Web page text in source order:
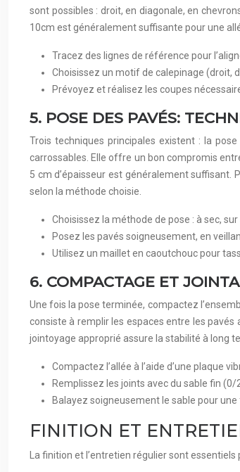
sont possibles : droit, en diagonale, en
10cm est généralement suffisante pour une
Tracez des lignes de référence pour
Choisissez un motif de calepinage (droit,
Prévoyez et réalisez les coupes
5. POSE DES PAVÉS:
Trois techniques principales existent : la
carrossables. Elle offre un bon compromis
5 cm d’épaisseur est généralement
selon la méthode choisie.
Choisissez la méthode de pose : à sec,
Posez les pavés soigneusement, en
Utilisez un maillet en caoutchouc pour
6. COMPACTAGE ET
Une fois la pose terminée, compactez
consiste à remplir les espaces entre les
jointoyage approprié assure la stabilité à long
Compactez l’allée à l’aide d’une plaque
Remplissez les joints avec du sable fin (0/
Balayez soigneusement le sable pour
FINITION ET
La finition et l’entretien régulier sont